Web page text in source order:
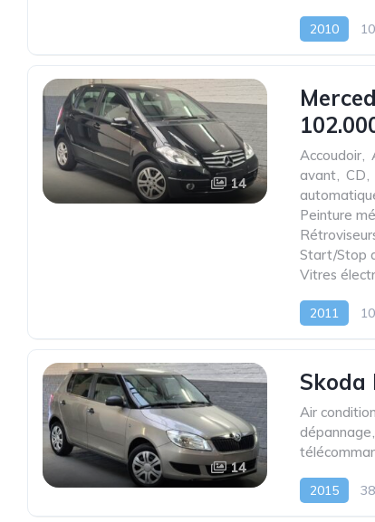
2010
14
Accoudoir,
avant, CD,
Peinture
Start/Stop
Vitres
2011
14
Skoda
Air
dépannage,
2015